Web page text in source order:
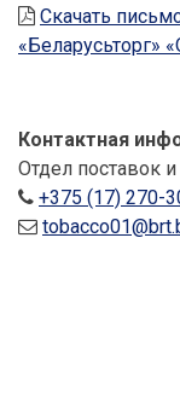
Скачать
«Беларусьторг»
Контактная
Отдел поставок
+375 (17) 270-